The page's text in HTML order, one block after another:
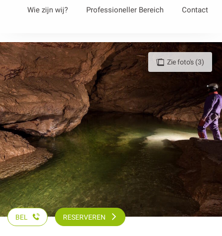
principal
Wie zijn wij? Professioneller Bereich Contact
Zie foto's (3)
BEL RESERVEREN